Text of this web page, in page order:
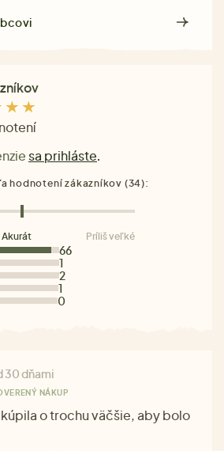
sa prihláste.
66
1
2
1
0
hodnotení zákazníkov (34):
Akurát Príliš veľké
30 dňami
NÁKUP
o trochu väčšie, aby bolo